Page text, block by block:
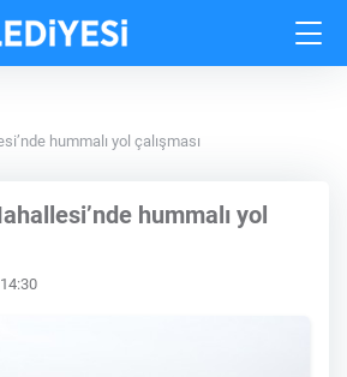
hummalı yol çalışması
hummalı yol